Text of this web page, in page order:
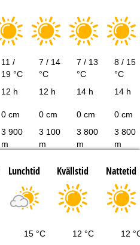
11 /
19 °C
7 / 14
°C
7 / 13
°C
8 / 15
°C
12 h 12 h 14 h 14 h
0 cm 0 cm 0 cm 0 cm
3 900
m
3 100
m
3 800
m
3 800
m
Lunchtid Kvällstid Nattetid
15 °C 12 °C 12